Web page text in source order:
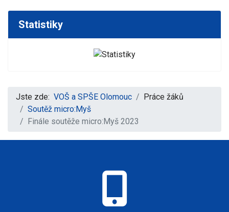
Statistiky
Jste zde: VOŠ a SPŠE Olomouc
Práce žáků
Soutěž micro:Myš
Finále soutěže micro:Myš 2023